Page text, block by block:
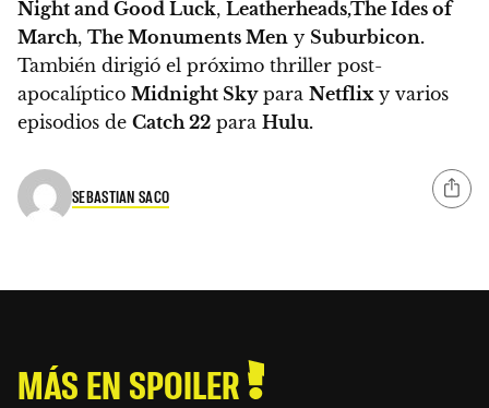
Night and Good Luck, Leatherheads,The Ides of
March, The Monuments Men y Suburbicon.
También dirigió el próximo thriller post-
apocalíptico Midnight Skypara Netflix y varios
episodios de Catch 22 para Hulu.
SEBASTIAN SACO
MÁS EN SPOILER